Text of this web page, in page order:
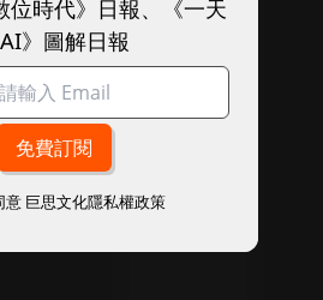
位時代》日報、《一天
》圖解日報
意 巨思文化隱私權政策